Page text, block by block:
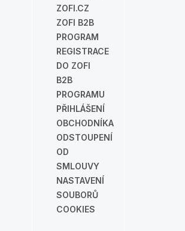
ZOFI.CZ
ZOFI B2B
PROGRAM
REGISTRACE
DO ZOFI
B2B
PROGRAMU
PŘIHLÁŠENÍ
OBCHODNÍKA
ODSTOUPENÍ
OD
SMLOUVY
NASTAVENÍ
SOUBORŮ
COOKIES